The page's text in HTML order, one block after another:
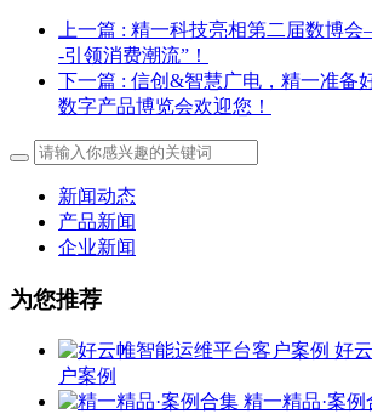
上一篇 : 精一科技亮相第二届数博
-引领消费潮流”！
下一篇 : 信创&智慧广电，精一准备
数字产品博览会欢迎您！
新闻动态
产品新闻
企业新闻
为您推荐
好
户案例
精一精品·案例